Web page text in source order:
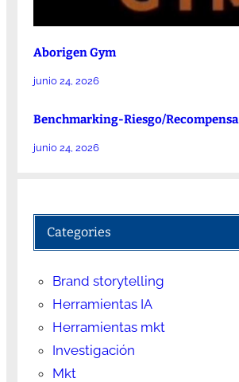
Aborigen Gym
junio 24, 2026
Benchmarking-Riesgo/Recompensa
junio 24, 2026
Categories
Brand storytelling
Herramientas IA
Herramientas mkt
Investigación
Mkt